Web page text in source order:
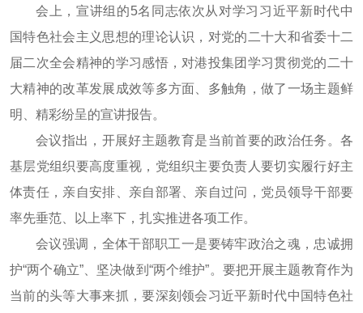
会上，宣讲组的5名同志依次从对学习习近平新时代中
国特色社会主义思想的理论认识，对党的二十大和省委十二
届二次全会精神的学习感悟，对港投集团学习贯彻党的二十
大精神的改革发展成效等多方面、多触角，做了一场主题鲜
明、精彩纷呈的宣讲报告。
会议指出，开展好主题教育是当前首要的政治任务。各
基层党组织要高度重视，党组织主要负责人要切实履行好主
体责任，亲自安排、亲自部署、亲自过问，党员领导干部要
率先垂范、以上率下，扎实推进各项工作。
会议强调，全体干部职工一是要铸牢政治之魂，忠诚拥
护“两个确立”、坚决做到“两个维护”。要把开展主题教育作为
当前的头等大事来抓，要深刻领会习近平新时代中国特色社